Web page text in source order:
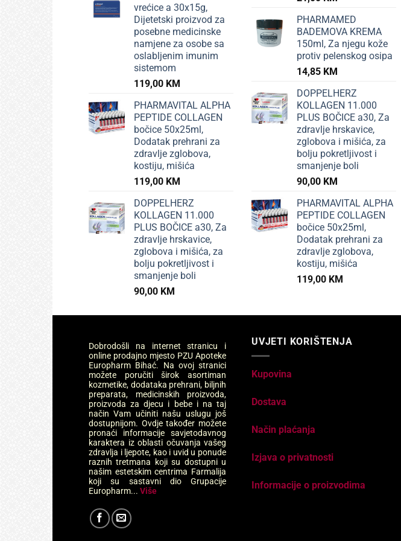
vrećice a 30x15g,
Dijetetski proizvod za
posebne medicinske
namjene za osobe sa
oslabljenim imunim
sistemom
119,00 KM
PHARMAVITAL ALPHA
PEPTIDE COLLAGEN
bočice 50x25ml,
Dodatak prehrani za
zdravlje zglobova,
kostiju, mišića
119,00 KM
DOPPELHERZ
KOLLAGEN 11.000
PLUS BOČICE a30, Za
zdravlje hrskavice,
zglobova i mišića, za
bolju pokretljivost i
smanjenje boli
90,00 KM
PHARMAMED
BADEMOVA KREMA
150ml, Za njegu kože
protiv pelenskog osipa
14,85 KM
DOPPELHERZ
KOLLAGEN 11.000
PLUS BOČICE a30, Za
zdravlje hrskavice,
zglobova i mišića, za
bolju pokretljivost i
smanjenje boli
90,00 KM
PHARMAVITAL ALPHA
PEPTIDE COLLAGEN
bočice 50x25ml,
Dodatak prehrani za
zdravlje zglobova,
kostiju, mišića
119,00 KM
Dobrodošli na internet stranicu i
online prodajno mjesto PZU Apoteke
Europharm Bihać. Na ovoj stranici
možete poručiti širok asortiman
kozmetike, dodataka prehrani, biljnih
preparata, medicinskih proizvoda,
proizvoda za djecu i bebe i na taj
način Vam učiniti našu uslugu još
dostupnijom. Ovdje također možete
pronaći informacije savjetodavnog
karaktera iz oblasti očuvanja vašeg
zdravlja i ljepote, kao i uvid u ponude
raznih tretmana koji su dostupni u
našim estetskim centrima Farmalija
koji su sastavni dio Grupacije
Europharm... Više
UVJETI KORIŠTENJA
Kupovina
Dostava
Način plaćanja
Izjava o privatnosti
Informacije o proizvodima